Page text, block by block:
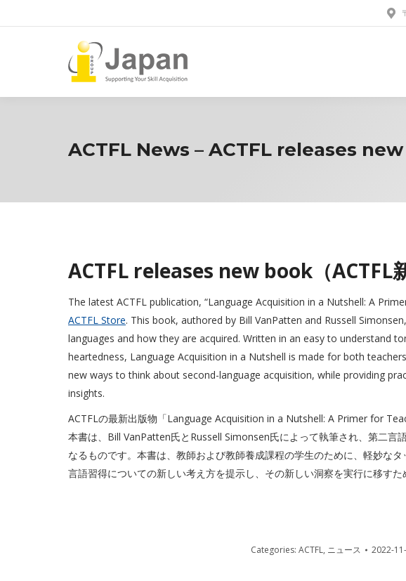
ACTFL News – ACTFL releases
ACTFL releases new book（ACTFL
The latest ACTFL publication, “Language Acquisition in a Nutshell: A
ACTFL Store. This book, authored by Bill VanPatten and Russell
languages and how they are acquired. Written in an easy to understand
heartedness, Language Acquisition in a Nutshell is made for both
new ways to think about second-language acquisition, while providing
insights.
ACTFLの最新出版物「Language Acquisition in a Nutshell: A Primer for
本書は、Bill VanPatten氏とRussell Simonsen氏によって執筆され、第二言
なるものです。本書は、教師および教師養成課程の学生のために、軽妙な
言語習得についての新しい考え方を提示し、その新しい洞察を実行に移すた
Categories: ACTFL, ニュース 2022-